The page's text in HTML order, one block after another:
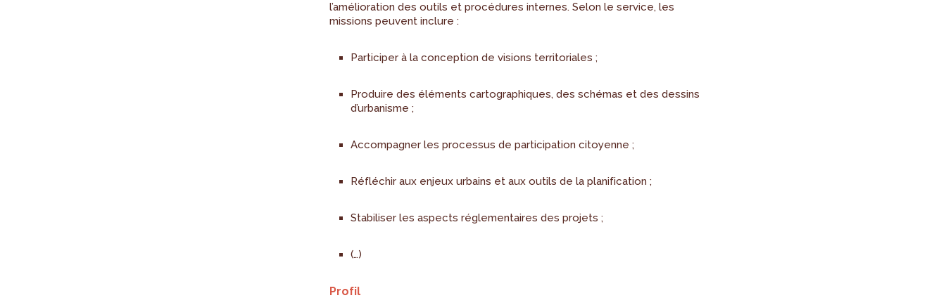
l’amélioration des outils et procédures internes. Selon le service, les
missions peuvent inclure :
Participer à la conception de visions territoriales ;
Produire des éléments cartographiques, des schémas et des dessins
d’urbanisme ;
Accompagner les processus de participation citoyenne ;
Réfléchir aux enjeux urbains et aux outils de la planification ;
Stabiliser les aspects réglementaires des projets ;
(…)
Profil